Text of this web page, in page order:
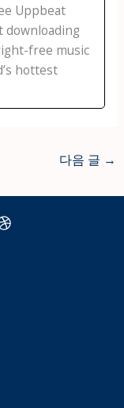
Uppbeat
downloading
free music
hottest
다음 글 →